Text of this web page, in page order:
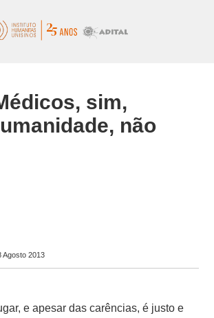
sim,
não
Agosto 2013
e apesar das carências, é justo e